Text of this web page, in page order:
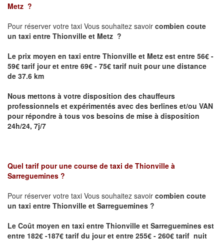
Metz ?
Pour réserver votre taxi Vous souhaitez savoir combien coute
un taxi entre Thionville et Metz ?
Le prix moyen en taxi entre Thionville et Metz est entre 56€ -
59€ tarif jour et entre 69€ - 75€ tarif nuit pour une distance
de 37.6 km
Nous mettons à votre disposition des chauffeurs
professionnels et expérimentés avec des berlines et/ou VAN
pour répondre à tous vos besoins de mise à disposition
24h/24, 7j/7
Quel tarif pour une course de taxi de Thionville à
Sarreguemines ?
Pour réserver votre taxi Vous souhaitez savoir combien coute
un taxi entre Thionville et Sarreguemines ?
Le Coût moyen en taxi entre Thionville et Sarreguemines est
entre 182€ -187€ tarif du jour et entre 255€ - 260€ tarif nuit